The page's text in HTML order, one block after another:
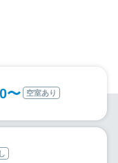
〜 空室あり